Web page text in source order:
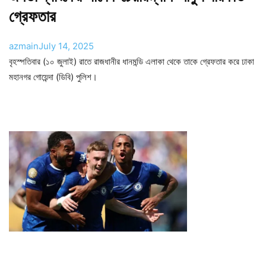
গ্রেফতার
azmainJuly 14, 2025
বৃহস্পতিবার (১০ জুলাই) রাতে রাজধানীর ধানমন্ডি এলাকা থেকে তাকে গ্রেফতার করে ঢাকা
মহানগর গোয়েন্দা (ডিবি) পুলিশ।